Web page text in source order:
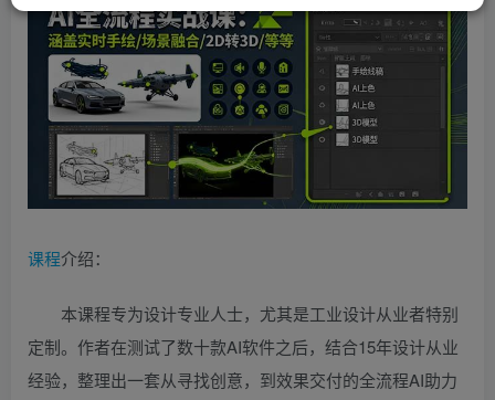
课程介绍：
本课程专为设计专业人士，尤其是工业设计从业者特别
定制。作者在测试了数十款AI软件之后，结合15年设计从业
经验，整理出一套从寻找创意，到效果交付的全流程AI助力